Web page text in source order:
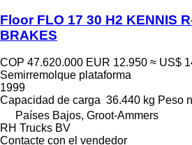
Floor FLO 17 30 H2 KENNIS
BRAKES
COP 47.620.000 EUR 12.950 ≈ US$
Semirremolque plataforma
1999
Capacidad de carga 36.440 kg Peso
Países Bajos, Groot-Ammers
RH Trucks BV
Contacte con el vendedor